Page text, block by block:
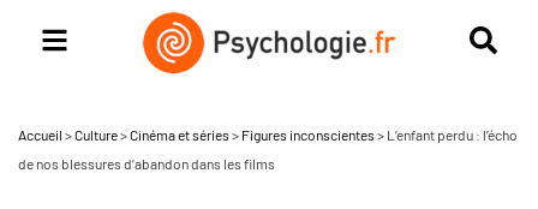
Accueil >Culture>Cinéma et séries > Figures inconscientes > L’enfant perdu : l’écho
de nos blessures d’abandon dans les films